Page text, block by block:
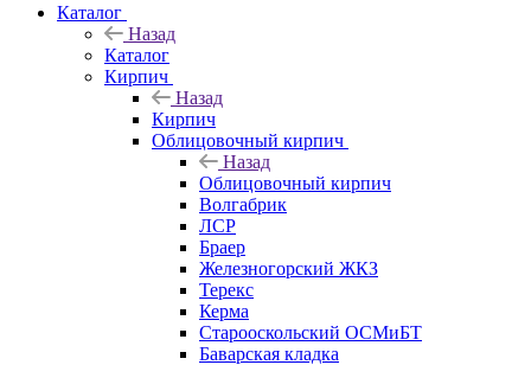
Каталог
Назад
Каталог
Кирпич
Назад
Кирпич
Облицовочный кирпич
Назад
Облицовочный кирпич
Волгабрик
ЛСР
Браер
Железногорский ЖКЗ
Терекс
Керма
Старооскольский ОСМиБТ
Баварская кладка